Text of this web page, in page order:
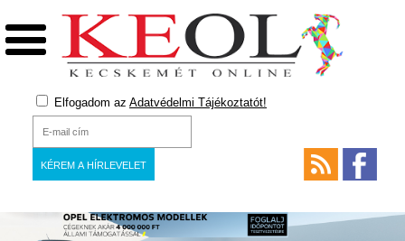
Elfogadom az Adatvédelmi Tájékoztatót!